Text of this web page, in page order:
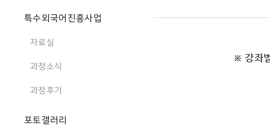
특수외국어진흥사업
자료실
과정소식
과정후기
포토갤러리
※ 강좌